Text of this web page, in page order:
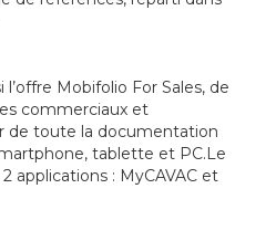
l’offre Mobifolio For Sales, de
commerciaux et
de toute la documentation
tablette et PC.Le
applications : MyCAVAC et